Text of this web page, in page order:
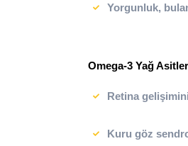
Yorgunluk,
Omega-3 Yağ
Retina
Kuru göz